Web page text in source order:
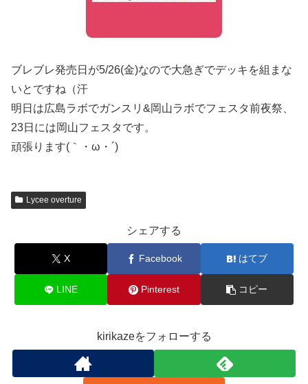
ブレブレ発売日が5/26(金)なので大急ぎでデッキを組まな
いとですね（汗
明日は広島ラボでガンスリ&岡山ラボでフェスタ前夜祭、
23日には岡山フェスタです。
頑張ります(｀・ω・´)
Lycee overture
シェアする
X Facebook はてブ
LINE Pinterest コピー
kirikazeをフォローする